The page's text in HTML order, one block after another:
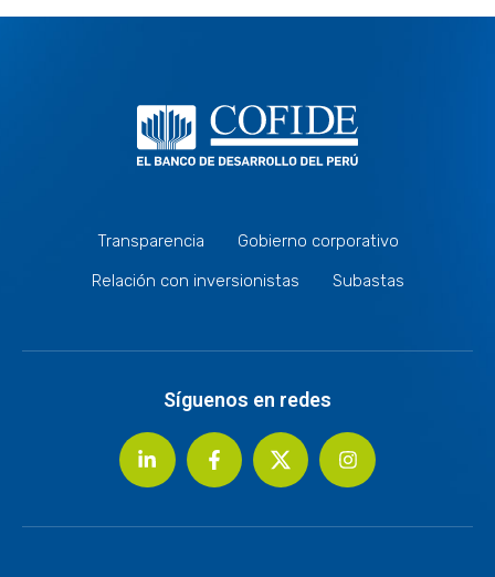
Transparencia
Gobierno corporativo
Relación con inversionistas
Subastas
Síguenos en redes